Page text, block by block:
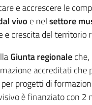
e accrescere le
vivo e nelsettore
crescita del territorio
Giunta regionale
accreditati
progetti di
è finanziato con